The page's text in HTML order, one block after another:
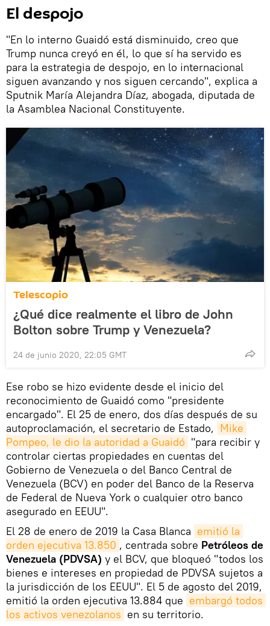
El despojo
"En lo interno Guaidó está disminuido, creo que
Trump nunca creyó en él, lo que sí ha servido es
para la estrategia de despojo, en lo internacional
siguen avanzando y nos siguen cercando", explica a
Sputnik María Alejandra Díaz, abogada, diputada de
la Asamblea Nacional Constituyente.
Telescopio
¿Qué dice realmente el libro de John
Bolton sobre Trump y Venezuela?
24 de junio 2020, 22:05 GMT
Ese robo se hizo evidente desde el inicio del
reconocimiento de Guaidó como "presidente
encargado". El 25 de enero, dos días después de su
autoproclamación, el secretario de Estado, Mike
Pompeo, le dio la autoridad a Guaidó "para recibir y
controlar ciertas propiedades en cuentas del
Gobierno de Venezuela o del Banco Central de
Venezuela (BCV) en poder del Banco de la Reserva
de Federal de Nueva York o cualquier otro banco
asegurado en EEUU".
El 28 de enero de 2019 la Casa Blanca emitió la
orden ejecutiva 13.850 , centrada sobre Petróleos de
Venezuela (PDVSA) y el BCV, que bloqueó "todos los
bienes e intereses en propiedad de PDVSA sujetos a
la jurisdicción de los EEUU". El 5 de agosto del 2019,
emitió la orden ejecutiva 13.884 que embargó todos
los activos venezolanos en su territorio.